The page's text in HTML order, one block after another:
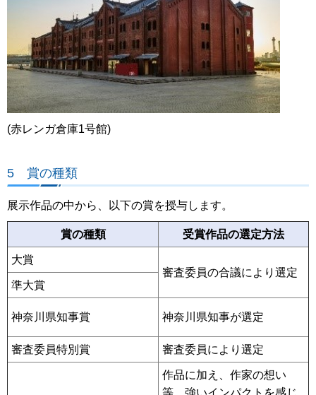
(赤レンガ倉庫1号館)
5 賞の種類
展示作品の中から、以下の賞を授与します。
賞の種類 受賞作品の選定方法
大賞
審査委員の合議により選定
準大賞
神奈川県知事賞 神奈川県知事が選定
審査委員特別賞 審査委員により選定
作品に加え、作家の想い
等、強いインパクトを感じ